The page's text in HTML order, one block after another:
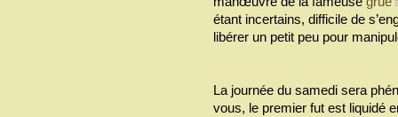
étant incertains, difficile de
libérer un petit peu pour
La journée du samedi sera
vous, le premier fut est liquidé